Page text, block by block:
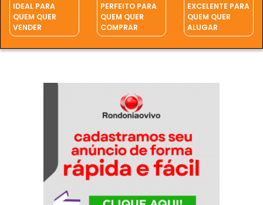
IDEAL PARA
QUEM QUER
VENDER
PERFEITO PARA
QUEM QUER
COMPRAR
EXCELENTE PARA
QUEM QUER
ALUGAR